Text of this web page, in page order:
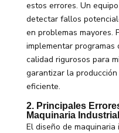
estos errores. Un
detectar fallos
en problemas mayores.
implementar
calidad rigurosos para
garantizar la
eficiente.
2. Principales
Maquinaria Industrial
El diseño de